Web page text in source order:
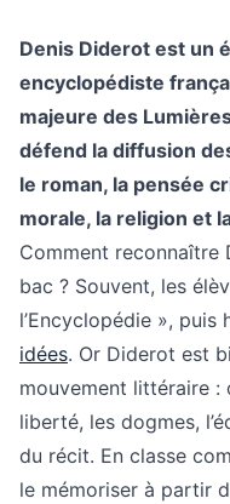
Denis Diderot est un
encyclopédiste
majeure des
défend la diffusion
le roman, la pensée
morale, la religion et
Comment reconnaître
bac ? Souvent, les
l’Encyclopédie », puis
idées. Or Diderot est
mouvement littéraire :
liberté, les dogmes,
du récit. En classe
le mémoriser à partir